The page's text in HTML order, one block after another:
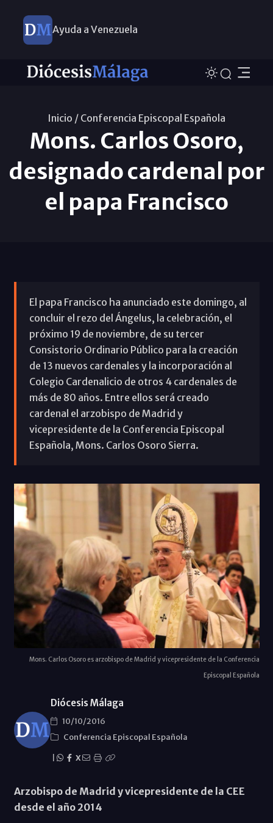
Ayuda a Venezuela
Inicio / Conferencia Episcopal Española
Mons. Carlos Osoro,
designado cardenal por
el papa Francisco
El papa Francisco ha anunciado este domingo, al
concluir el rezo del Ángelus, la celebración, el
próximo 19 de noviembre, de su tercer
Consistorio Ordinario Público para la creación
de 13 nuevos cardenales y la incorporación al
Colegio Cardenalicio de otros 4 cardenales de
más de 80 años. Entre ellos será creado
cardenal el arzobispo de Madrid y
vicepresidente de la Conferencia Episcopal
Española, Mons. Carlos Osoro Sierra.
Mons. Carlos Osoro es arzobispo de Madrid y vicepresidente de la Conferencia
Episcopal Española
Diócesis Málaga
10/10/2016
Conferencia Episcopal Española
X
Arzobispo de Madrid y vicepresidente de la CEE
desde el año 2014